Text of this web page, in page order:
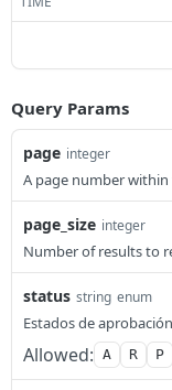
Query Params
page integer
A page number
page_size integer
Number of results to
status string enum
Estados de aprobación
Allowed: A R P